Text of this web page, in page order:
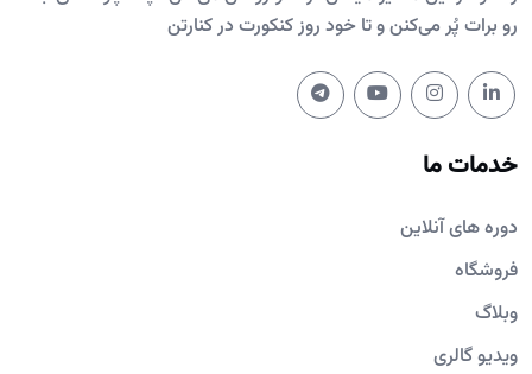
رو برات پُر می‌کنن و تا خود روز کنکورت در کنارتن
خدمات ما
دوره های آنلاین
فروشگاه
وبلاگ
ویدیو گالری